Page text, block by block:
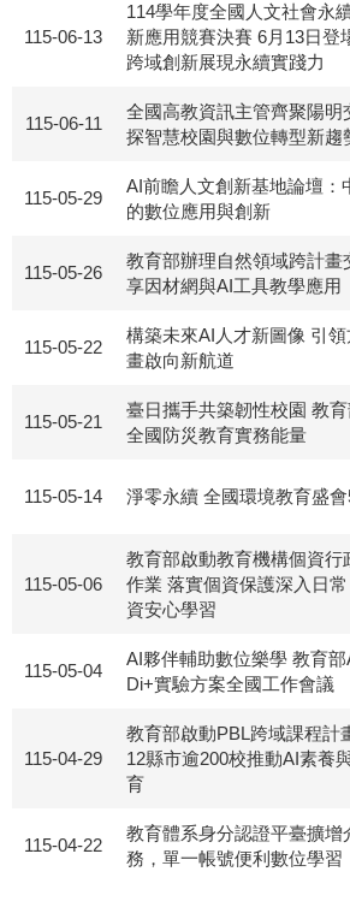
115-06-13
114學年度全國人文社會永
新應用競賽決賽 6月13日登
跨域創新展現永續實踐力
115-06-11
全國高教資訊主管齊聚陽明
探智慧校園與數位轉型新趨
115-05-29
AI前瞻人文創新基地論壇：
的數位應用與創新
115-05-26
教育部辦理自然領域跨計畫
享因材網與AI工具教學應用
115-05-22
構築未來AI人才新圖像 引
畫啟向新航道
115-05-21
臺日攜手共築韌性校園 教
全國防災教育實務能量
115-05-14 淨零永續 全國環境教育盛
115-05-06
教育部啟動教育機構個資行
作業 落實個資保護深入日
資安心學習
115-05-04
AI夥伴輔助數位樂學 教育部
Di+實驗方案全國工作會議
115-04-29
教育部啟動PBL跨域課程計
12縣市逾200校推動AI素養
育
115-04-22
教育體系身分認證平臺擴增
務，單一帳號便利數位學習